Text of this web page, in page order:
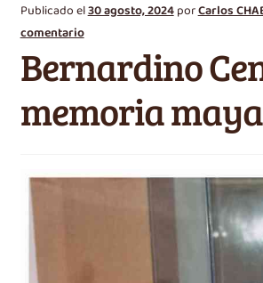
Publicado el30 agosto, 2024porCarlos
comentario
Bernardino
memoria maya